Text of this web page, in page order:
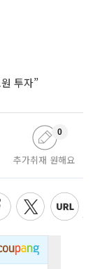
투자”
추가취재 원해요
0